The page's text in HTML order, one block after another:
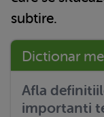
subtire.
Dictionar
Afla
importanti